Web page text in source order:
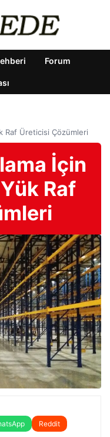
Forum
Raf Üreticisi Çözümleri
İçin
Raf
Reddit